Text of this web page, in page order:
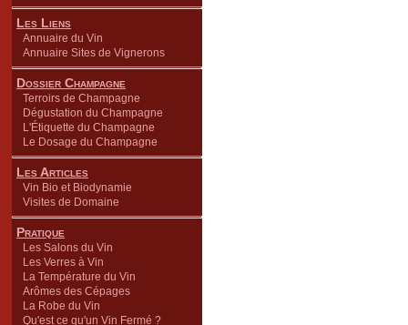
Les Liens
Annuaire du Vin
Annuaire Sites de Vignerons
Dossier Champagne
Terroirs de Champagne
Dégustation du Champagne
L'Étiquette du Champagne
Le Dosage du Champagne
Les Articles
Vin Bio et Biodynamie
Visites de Domaine
Pratique
Les Salons du Vin
Les Verres à Vin
La Température du Vin
Arômes des Cépages
La Robe du Vin
Qu'est ce qu'un Vin Fermé ?